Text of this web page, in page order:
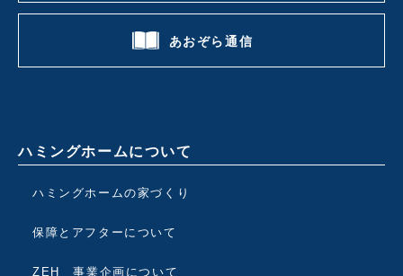
あおぞら通信
ハミングホームについて
ハミングホームの家づくり
保障とアフターについて
ZEH 事業企画について